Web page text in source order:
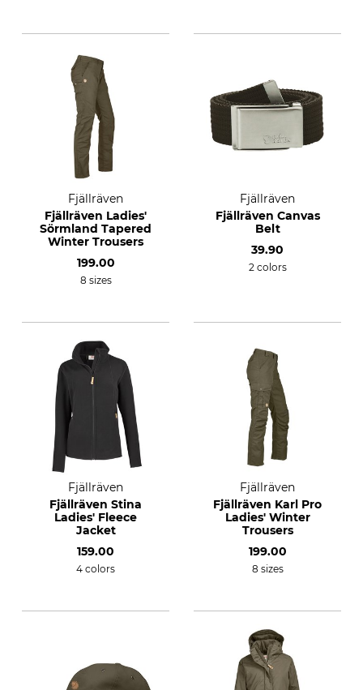
Fjällräven
Fjällräven Ladies'
Sörmland Tapered
Winter Trousers
199.00
8 sizes
Fjällräven
Fjällräven Canvas
Belt
39.90
2 colors
Fjällräven
Fjällräven Stina
Ladies' Fleece
Jacket
159.00
4 colors
Fjällräven
Fjällräven Karl Pro
Ladies' Winter
Trousers
199.00
8 sizes